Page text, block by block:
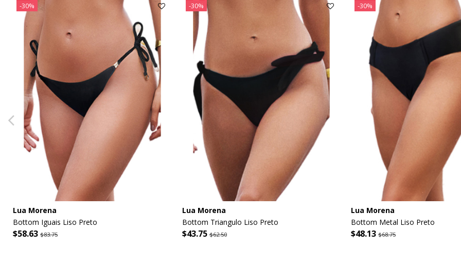
-30%
Lua Morena
Bottom Iguais Liso Preto
$58.63 $83.75
-30%
Lua Morena
Bottom Triangulo Liso Preto
$43.75$62.50
-30%
Lua Morena
Bottom Metal Liso Preto
$48.13 $68.75